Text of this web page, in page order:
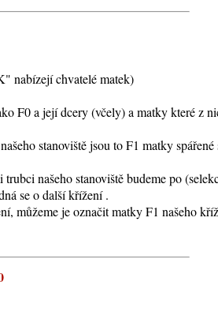
chvatelé matek)
F0 a její dcery (včely) a matky které z
stanoviště jsou to F1 matky
našeho stanoviště budeme po
se o další křížení .
můžeme je označit matky F1 našeho